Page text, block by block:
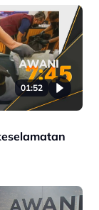
01:52